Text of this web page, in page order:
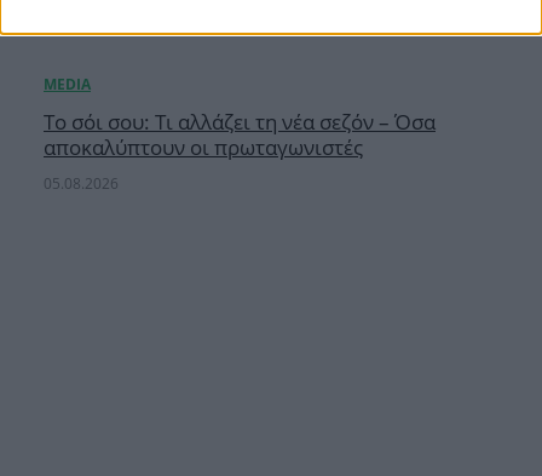
Το σόι σου: Τι αλλάζει τη νέα σεζόν – Όσα
αποκαλύπτουν οι πρωταγωνιστές
05.08.2026